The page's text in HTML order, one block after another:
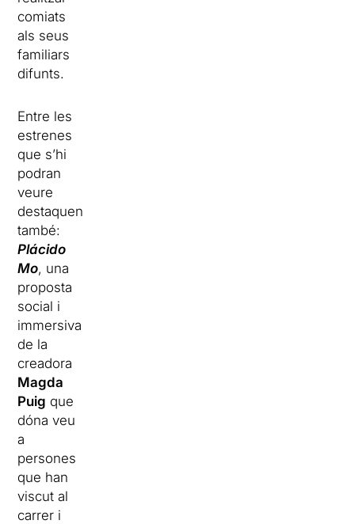
comiats
als seus
familiars
difunts.
Entre les
estrenes
que s’hi
podran
veure
destaquen
també:
Plácido
Mo, una
proposta
social i
immersiva
de la
creadora
Magda
Puig que
dóna veu
a
persones
que han
viscut al
carrer i